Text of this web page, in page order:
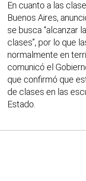
En cuanto a las
Buenos Aires,
se busca “alcanzar
clases”, por lo que
normalmente en
comunicó el
que confirmó que
de clases en las
Estado.